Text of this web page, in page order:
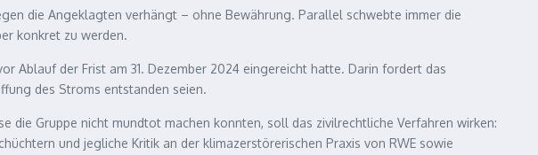
die Angeklagten verhängt – ohne Bewährung. Parallel schwebte immer die
konkret zu werden.
Ablauf der Frist am 31. Dezember 2024 eingereicht hatte. Darin fordert das
des Stroms entstanden seien.
Gruppe nicht mundtot machen konnten, soll das zivilrechtliche Verfahren wirken:
und jegliche Kritik an der klimazerstörerischen Praxis von RWE sowie